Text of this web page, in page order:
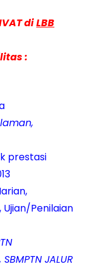
diLBB
:
prestasi
Penilaian
SBMPTN JALUR